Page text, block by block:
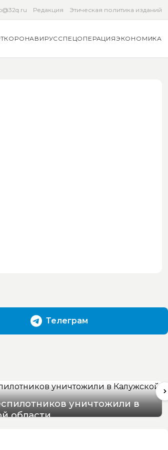
Редакция Этическая политика изданий
КОРОНАВИРУССПЕЦОПЕРАЦИЯЭКОНОМИКА
Телеграм
уничтожили в
области